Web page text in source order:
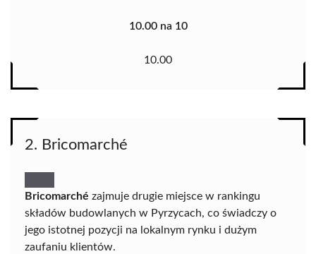
10.00 na 10
10.00
2. Bricomarché
Bricomarché zajmuje drugie miejsce w rankingu
składów budowlanych w Pyrzycach, co świadczy o
jego istotnej pozycji na lokalnym rynku i dużym
zaufaniu klientów.